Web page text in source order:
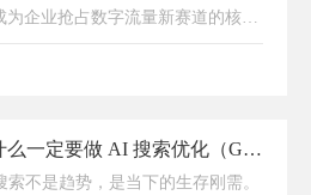
企业抢占数字流量新赛道的核心
结构化内容适配AI知识图谱，让
2026 年为什么一定要做 AI 搜索优化（GEO）？现在不做，以后更难做！
索不是趋势，是当下的生存刚需。